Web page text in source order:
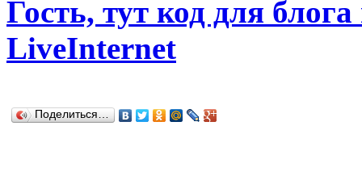
Гость, тут код для
LiveInternet
Поделиться…